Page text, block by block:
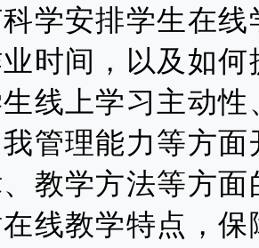
学安排学生在
时间，以及如
线上学习主动
管理能力等方
教学方法等方
线教学特点，